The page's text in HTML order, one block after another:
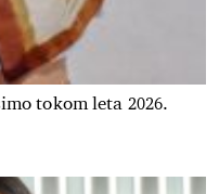
tokom leta 2026.